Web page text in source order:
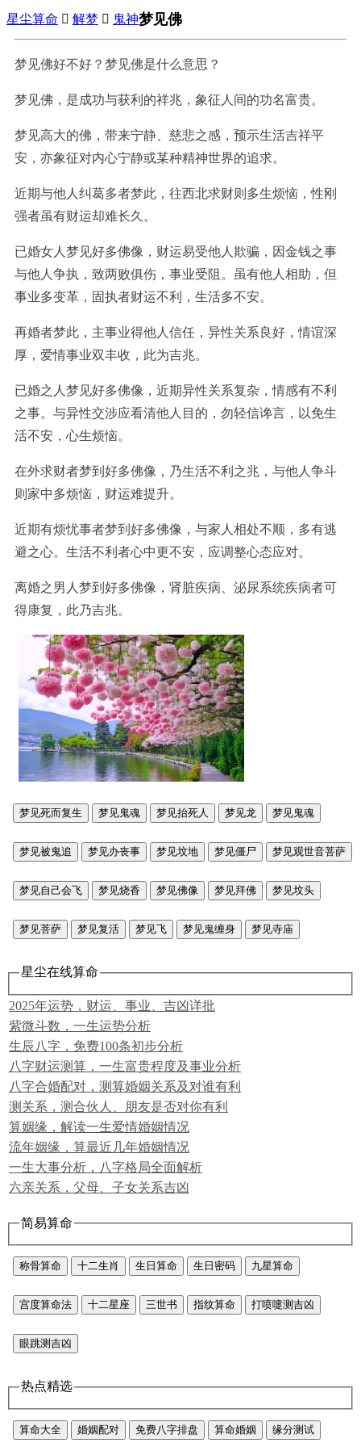
星尘算命  解梦  鬼神梦见佛
梦见佛好不好？梦见佛是什么意思？
梦见佛，是成功与获利的祥兆，象征人间的功名富贵。
梦见高大的佛，带来宁静、慈悲之感，预示生活吉祥平
安，亦象征对内心宁静或某种精神世界的追求。
近期与他人纠葛多者梦此，往西北求财则多生烦恼，性刚
强者虽有财运却难长久。
已婚女人梦见好多佛像，财运易受他人欺骗，因金钱之事
与他人争执，致两败俱伤，事业受阻。虽有他人相助，但
事业多变革，固执者财运不利，生活多不安。
再婚者梦此，主事业得他人信任，异性关系良好，情谊深
厚，爱情事业双丰收，此为吉兆。
已婚之人梦见好多佛像，近期异性关系复杂，情感有不利
之事。与异性交涉应看清他人目的，勿轻信谗言，以免生
活不安，心生烦恼。
在外求财者梦到好多佛像，乃生活不利之兆，与他人争斗
则家中多烦恼，财运难提升。
近期有烦忧事者梦到好多佛像，与家人相处不顺，多有逃
避之心。生活不利者心中更不安，应调整心态应对。
离婚之男人梦到好多佛像，肾脏疾病、泌尿系统疾病者可
得康复，此乃吉兆。
梦见死而复生 梦见鬼魂 梦见抬死人 梦见龙 梦见鬼魂
梦见被鬼追 梦见办丧事 梦见坟地 梦见僵尸 梦见观世音菩萨
梦见自己会飞 梦见烧香 梦见佛像 梦见拜佛 梦见坟头
梦见菩萨 梦见复活 梦见飞 梦见鬼缠身 梦见寺庙
星尘在线算命
2025年运势，财运、事业、吉凶详批
紫微斗数，一生运势分析
生辰八字，免费100条初步分析
八字财运测算，一生富贵程度及事业分析
八字合婚配对，测算婚姻关系及对谁有利
测关系，测合伙人、朋友是否对你有利
算姻缘，解读一生爱情婚姻情况
流年姻缘，算最近几年婚姻情况
一生大事分析，八字格局全面解析
六亲关系，父母、子女关系吉凶
简易算命
称骨算命 十二生肖 生日算命 生日密码 九星算命
宫度算命法 十二星座 三世书 指纹算命 打喷嚏测吉凶
眼跳测吉凶
热点精选
算命大全 婚姻配对 免费八字排盘 算命婚姻 缘分测试